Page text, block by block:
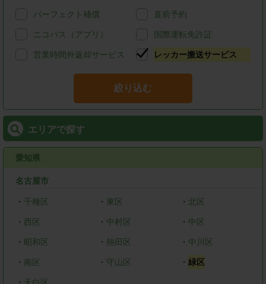
パーフェクト補償 直前予約
ニコパス（アプリ） 国際運転免許証
営業時間外返却サービス レッカー搬送サービス
絞り込む
エリアで探す
愛知県
名古屋市
・ 千種区 ・ 東区 ・ 北区
・ 西区 ・ 中村区 ・ 中区
・ 昭和区 ・ 熱田区 ・ 中川区
・ 南区 ・ 守山区 ・緑区